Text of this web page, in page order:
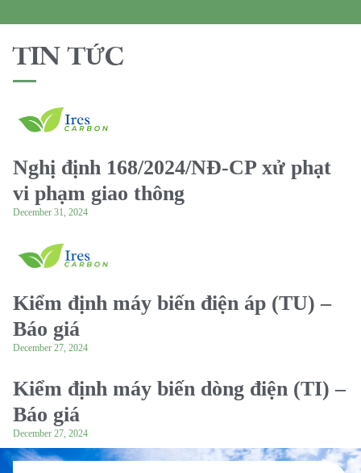
TIN TỨC
Nghị định 168/2024/NĐ-CP xử phạt
vi phạm giao thông
December 31, 2024
Kiểm định máy biến điện áp (TU) –
Báo giá
December 27, 2024
Kiểm định máy biến dòng điện (TI) –
Báo giá
December 27, 2024